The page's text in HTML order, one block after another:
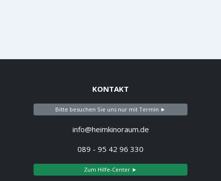
KONTAKT
Bitte besuchen Sie uns nur mit Termin ►
info@heimkinoraum.de
089 - 95 42 96 330
Zum Hilfe-Center ►